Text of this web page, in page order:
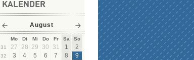
KALENDER
August
Mo Di Mi Do Fr Sa
So
31
27 28 29 30 31 1 2
32 3 4 5 6 7 8 9